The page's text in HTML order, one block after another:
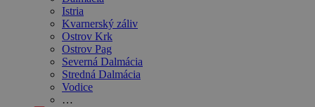
Istria
Kvarnerský záliv
Ostrov Krk
Ostrov Pag
Severná Dalmácia
Stredná Dalmácia
Vodice
…